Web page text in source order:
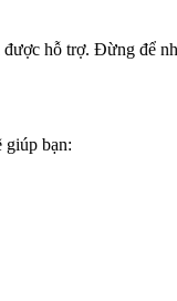
hỗ trợ. Đừng để
giúp bạn: